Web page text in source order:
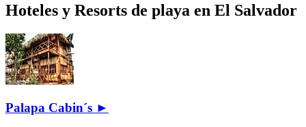
Hoteles y Resorts de playa en El Salvador
Palapa Cabin´s ►